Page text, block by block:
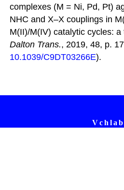
complexes (M = Ni, Pd, Pt)
NHC and X–X couplings in
M(II)/M(IV) catalytic cycles:
Dalton Trans., 2019, 48, p.
10.1039/C9DT03266E).
Vchlab